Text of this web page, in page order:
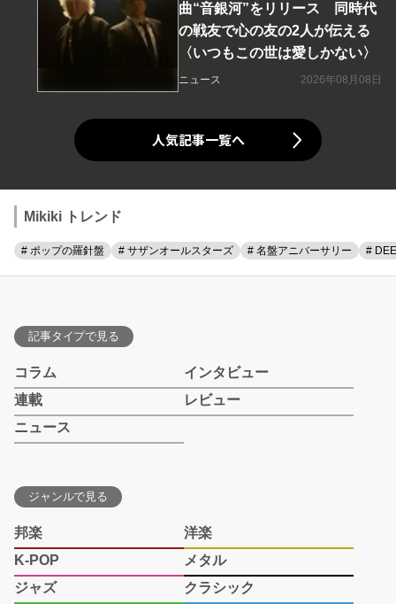
曲“音銀河”をリリース 同時代
の戦友で心の友の2人が伝える
〈いつもこの世は愛しかない〉
ニュース 2026年08月08日
人気記事一覧へ
Mikiki トレンド
# ポップの羅針盤 # サザンオールスターズ # 名盤アニバーサリー #
記事タイプで見る
コラム
インタビュー
連載
レビュー
ニュース
ジャンルで見る
邦楽
洋楽
K-POP
メタル
ジャズ
クラシック